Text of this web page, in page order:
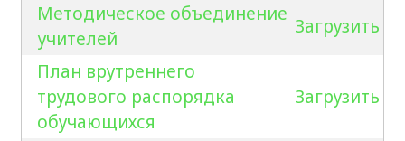
Методическое объединение
учителей
Загрузить
План врутреннего
трудового распорядка
обучающихся
Загрузить